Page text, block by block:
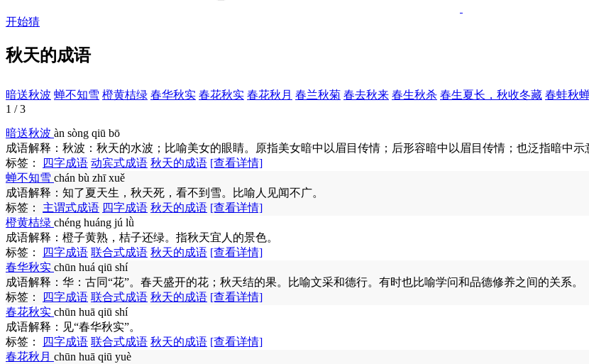
开始猜
秋天的成语
暗送秋波 蝉不知雪 橙黄桔绿 春华秋实 春花秋实 春花秋月 春兰秋菊 春去秋来 春生秋杀 春生夏长，秋收冬藏 春蛙秋
1 / 3
暗送秋波 àn sòng qiū bō
成语解释： 秋波：秋天的水波；比喻美女的眼睛。原指美女暗中以眉目传情；后形容暗中以眉目传情；也泛指暗中示
标签：
四字成语 动宾式成语 秋天的成语 [查看详情]
蝉不知雪 chán bù zhī xuě
成语解释： 知了夏天生，秋天死，看不到雪。比喻人见闻不广。
标签： 主谓式成语 四字成语 秋天的成语 [查看详情]
橙黄桔绿 chéng huáng jú lǜ
成语解释： 橙子黄熟，桔子还绿。指秋天宜人的景色。
标签：
四字成语 联合式成语 秋天的成语 [查看详情]
春华秋实 chūn huá qiū shí
成语解释： 华：古同“花”。春天盛开的花；秋天结的果。比喻文采和德行。有时也比喻学问和品德修养之间的关系。
标签：
四字成语 联合式成语 秋天的成语 [查看详情]
春花秋实 chūn huā qiū shí
成语解释： 见“春华秋实”。
标签：
四字成语 联合式成语 秋天的成语 [查看详情]
春花秋月 chūn huā qiū yuè